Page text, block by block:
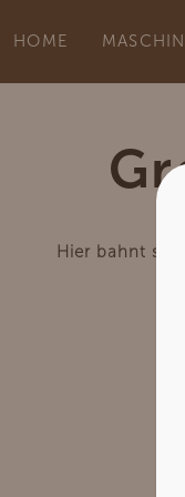
HOME
Hier bahnt